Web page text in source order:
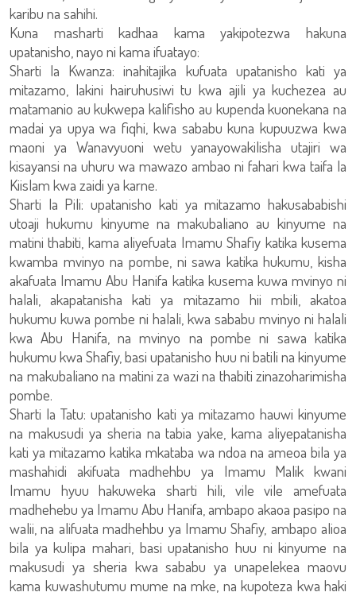
karibu na sahihi.
Kuna masharti kadhaa kama yakipotezwa hakuna
upatanisho, nayo ni kama ifuatayo:
Sharti la Kwanza: inahitajika kufuata upatanisho kati ya
mitazamo, lakini hairuhusiwi tu kwa ajili ya kuchezea au
matamanio au kukwepa kalifisho au kupenda kuonekana na
madai ya upya wa fiqhi, kwa sababu kuna kupuuzwa kwa
maoni ya Wanavyuoni wetu yanayowakilisha utajiri wa
kisayansi na uhuru wa mawazo ambao ni fahari kwa taifa la
Kiislam kwa zaidi ya karne.
Sharti la Pili: upatanisho kati ya mitazamo hakusababishi
utoaji hukumu kinyume na makubaliano au kinyume na
matini thabiti, kama aliyefuata Imamu Shafiy katika kusema
kwamba mvinyo na pombe, ni sawa katika hukumu, kisha
akafuata Imamu Abu Hanifa katika kusema kuwa mvinyo ni
halali, akapatanisha kati ya mitazamo hii mbili, akatoa
hukumu kuwa pombe ni halali, kwa sababu mvinyo ni halali
kwa Abu Hanifa, na mvinyo na pombe ni sawa katika
hukumu kwa Shafiy, basi upatanisho huu ni batili na kinyume
na makubaliano na matini za wazi na thabiti zinazoharimisha
pombe.
Sharti la Tatu: upatanisho kati ya mitazamo hauwi kinyume
na makusudi ya sheria na tabia yake, kama aliyepatanisha
kati ya mitazamo katika mkataba wa ndoa na ameoa bila ya
mashahidi akifuata madhehbu ya Imamu Malik kwani
Imamu hyuu hakuweka sharti hili, vile vile amefuata
madhehebu ya Imamu Abu Hanifa, ambapo akaoa pasipo na
walii, na alifuata madhehbu ya Imamu Shafiy, ambapo alioa
bila ya kulipa mahari, basi upatanisho huu ni kinyume na
makusudi ya sheria kwa sababu ya unapelekea maovu
kama kuwashutumu mume na mke, na kupoteza kwa haki